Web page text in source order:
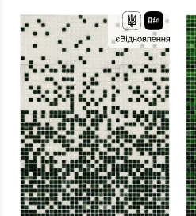
Краї чіпа: Округлі
Форма чіпа
Квадратна
Текстура (особливості):
Градієнт, Зернистість, Мікс, Неоднорідність
Вага (брутто): 4.35 кг
Основа: Папір, Сітка
Призначення :
В інтер'єрі, Для лазні, Для басейну, Для ванної кімнати та туалету, Для вітальні, Для душової, Для кухні, Для спальні, Для фартуха, Для фасаду, Для хамама
Кількість модулів у упаковці:
3,333 шт.
Вага модуля: 4,35
Розмір чіпа: 24x24 мм
Товщина чіпа: 4 мм
Площа модуля: 0,6 м²
Країна виробника: Україна
Бренд: AquaMo
Тип поверхні:
Рельєфна, Глянцева, Гладка
: новий
: